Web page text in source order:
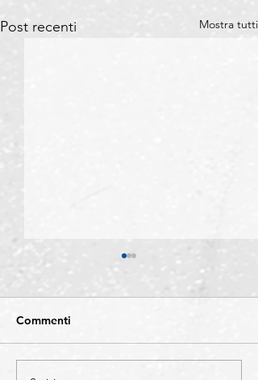
Post recenti Mostra tutti
Commenti